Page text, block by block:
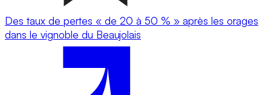
Des taux de pertes « de 20 à 50 % » après les orages
dans le vignoble du Beaujolais